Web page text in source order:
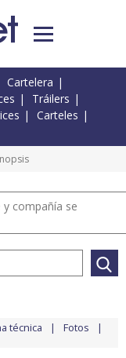
Cartelera
Tráilers
Carteles
y compañía se
técnica Fotos